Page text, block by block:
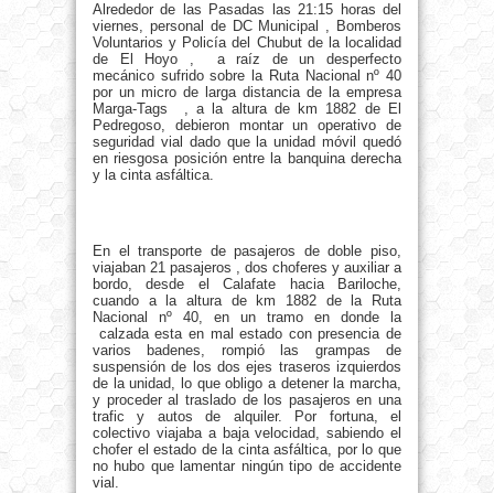
Alrededor de las Pasadas las 21:15 horas del
viernes, personal de DC Municipal , Bomberos
Voluntarios y Policía del Chubut de la localidad
de El Hoyo , a raíz de un desperfecto
mecánico sufrido sobre la Ruta Nacional nº 40
por un micro de larga distancia de la empresa
Marga-Tags , a la altura de km 1882 de El
Pedregoso, debieron montar un operativo de
seguridad vial dado que la unidad móvil quedó
en riesgosa posición entre la banquina derecha
y la cinta asfáltica.
En el transporte de pasajeros de doble piso,
viajaban 21 pasajeros , dos choferes y auxiliar a
bordo, desde el Calafate hacia Bariloche,
cuando a la altura de km 1882 de la Ruta
Nacional nº 40, en un tramo en donde la
calzada esta en mal estado con presencia de
varios badenes, rompió las grampas de
suspensión de los dos ejes traseros izquierdos
de la unidad, lo que obligo a detener la marcha,
y proceder al traslado de los pasajeros en una
trafic y autos de alquiler. Por fortuna, el
colectivo viajaba a baja velocidad, sabiendo el
chofer el estado de la cinta asfáltica, por lo que
no hubo que lamentar ningún tipo de accidente
vial.